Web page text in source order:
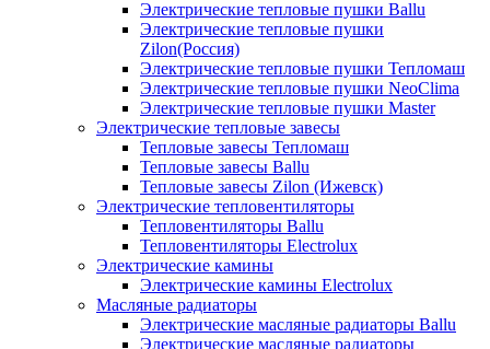
Электрические тепловые пушки Ballu
Электрические тепловые пушки
Zilon(Россия)
Электрические тепловые пушки Тепломаш
Электрические тепловые пушки NeoClima
Электрические тепловые пушки Master
Электрические тепловые завесы
Тепловые завесы Тепломаш
Тепловые завесы Ballu
Тепловые завесы Zilon (Ижевск)
Электрические тепловентиляторы
Тепловентиляторы Ballu
Тепловентиляторы Electrolux
Электрические камины
Электрические камины Electrolux
Масляные радиаторы
Электрические масляные радиаторы Ballu
Электрические масляные радиаторы